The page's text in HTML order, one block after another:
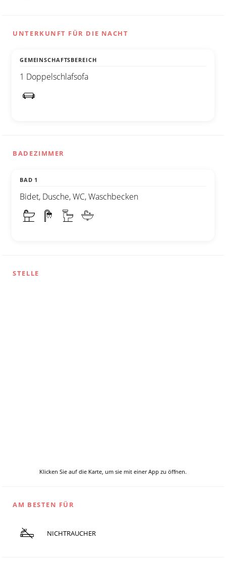
UNTERKUNFT FÜR DIE NACHT
GEMEINSCHAFTSBEREICH
1 Doppelschlafsofa
BADEZIMMER
BAD 1
Bidet, Dusche, WC, Waschbecken
STELLE
Klicken Sie auf die Karte, um sie mit einer App zu öffnen.
AM BESTEN FÜR
NICHTRAUCHER